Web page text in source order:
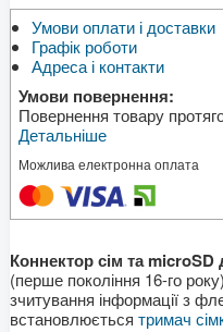
Умови оплати і доставки
Графік роботи
Адреса і контакти
Умови повернення:
Повернення товару
Детальніше
Можлива електронна оплата
Коннектор сім та
(перше покоління 16-го
зчитування інформації з
встановлюється тримач